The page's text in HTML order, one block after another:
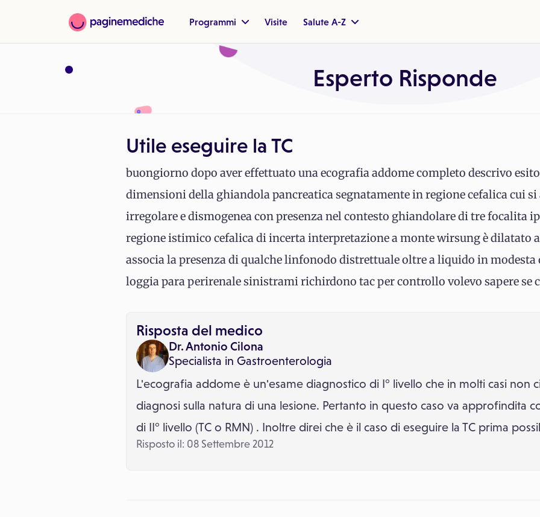
Programmi Visite Salute A-Z
Esperto Risponde
Utile eseguire la TC
buongiorno dopo aver effettuato una ecografia addome completo descrivo
dimensioni della ghiandola pancreatica segnatamente in regione cefalica cui
irregolare e dismogenea con presenza nel contesto ghiandolare di tre focalita
regione istimico cefalica di incerta interpretazione a monte wirsung è dilatato
associa la presenza di qualche linfonodo distrettuale oltre a liquido in modesta
loggia para perirenale sinistrami richirdono tac per controllo volevo sapere se
Risposta del medico
Dr. Antonio Cilona
Specialista in Gastroenterologia
L'ecografia addome è un'esame diagnostico di I° livello che in molti casi non
diagnosi sulla natura di una lesione. Pertanto in questo caso va approfindita
di II° livello (TC o RMN) . Inoltre direi che è il caso di eseguire la TC prima
Risposto il: 08 Settembre 2012